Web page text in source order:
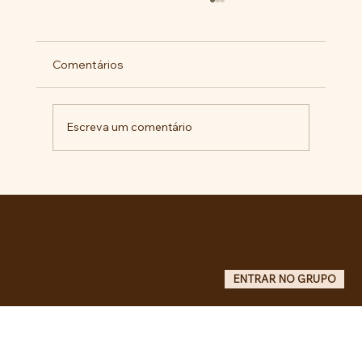
Comentários
Escreva um comentário
ENTRAR NO GRUPO